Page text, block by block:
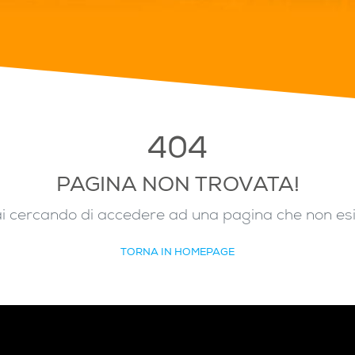
404
PAGINA NON TROVATA!
cercando di accedere ad una pagina che non
TORNA IN HOMEPAGE